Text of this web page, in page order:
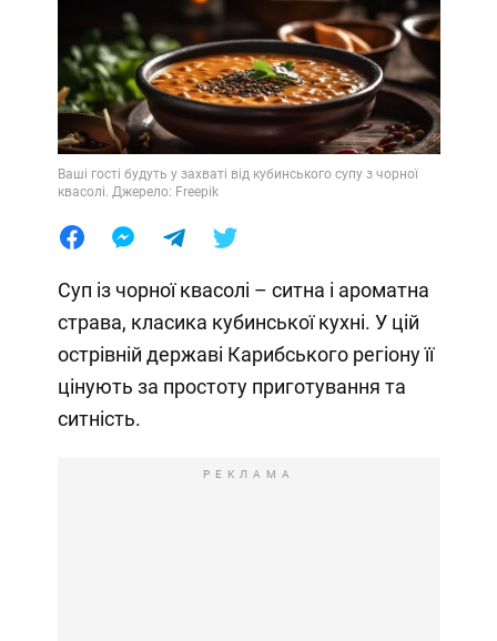
Ваші гості будуть у захваті від кубинського супу з чорної
квасолі. Джерело: Freepik
Суп із чорної квасолі – ситна і ароматна
страва, класика кубинської кухні. У цій
острівній державі Карибського регіону її
цінують за простоту приготування та
ситність.
РЕКЛАМА